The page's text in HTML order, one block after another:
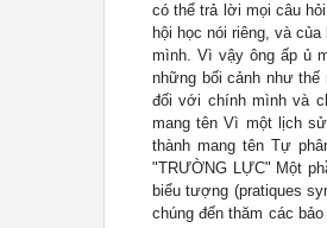
có thể trả lời mọi câu
hội học nói riêng, và
mình. Vì vậy ông ấp ủ
những bối cảnh như thế
đối với chính mình và
mang tên Vì một lịch sử
thành mang tên Tự
"TRƯỜNG LỰC" Một
biểu tượng (pratiques
chúng đến thăm các